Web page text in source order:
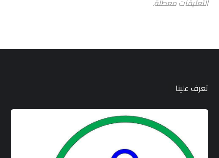
التعليقات معطلة.
تعرف علينا